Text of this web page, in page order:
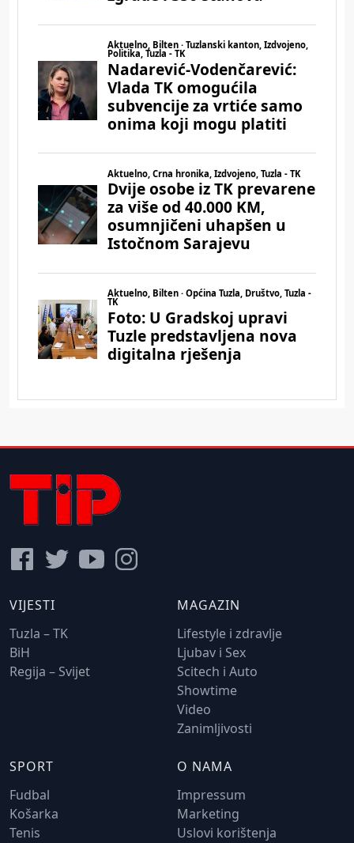
VIJESTI
Tuzla – TK
BiH
Regija – Svijet
MAGAZIN
Lifestyle i zdravlje
Ljubav i Sex
Scitech i Auto
Showtime
Video
Zanimljivosti
SPORT
Fudbal
Košarka
Tenis
O NAMA
Impressum
Marketing
Uslovi korištenja